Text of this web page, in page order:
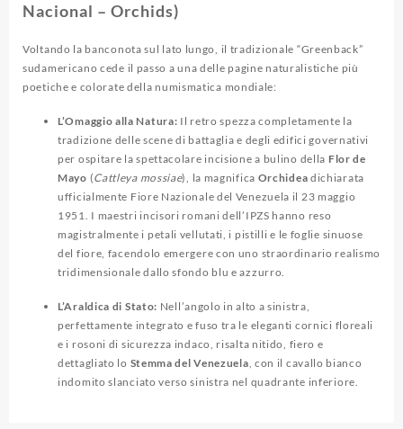
Nacional – Orchids)
Voltando la banconota sul lato lungo, il tradizionale “Greenback”
sudamericano cede il passo a una delle pagine naturalistiche più
poetiche e colorate della numismatica mondiale:
L’Omaggio alla Natura: Il retro spezza completamente la
tradizione delle scene di battaglia e degli edifici governativi
per ospitare la spettacolare incisione a bulino della Flor de
Mayo (Cattleya mossiae), la magnifica Orchidea dichiarata
ufficialmente Fiore Nazionale del Venezuela il 23 maggio
1951. I maestri incisori romani dell’IPZS hanno reso
magistralmente i petali vellutati, i pistilli e le foglie sinuose
del fiore, facendolo emergere con uno straordinario realismo
tridimensionale dallo sfondo blu e azzurro.
L’Araldica di Stato: Nell’angolo in alto a sinistra,
perfettamente integrato e fuso tra le eleganti cornici floreali
e i rosoni di sicurezza indaco, risalta nitido, fiero e
dettagliato lo Stemma del Venezuela, con il cavallo bianco
indomito slanciato verso sinistra nel quadrante inferiore.